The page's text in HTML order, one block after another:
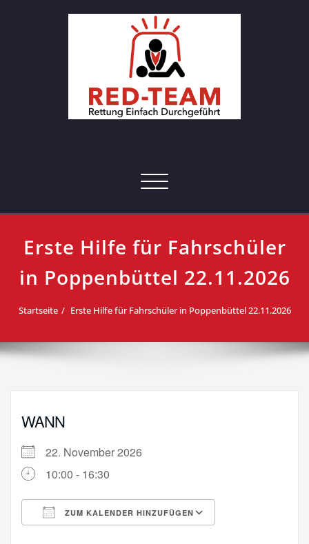
Hamburg
Toggle navigation
Erste Hilfe für Fahrschüler
in Poppenbüttel 22.11.2026
Startseite Erste Hilfe für Fahrschüler in Poppenbüttel 22.11.2026
WANN
22. November 2026
10:00 - 16:30
ZUM KALENDER HINZUFÜGEN